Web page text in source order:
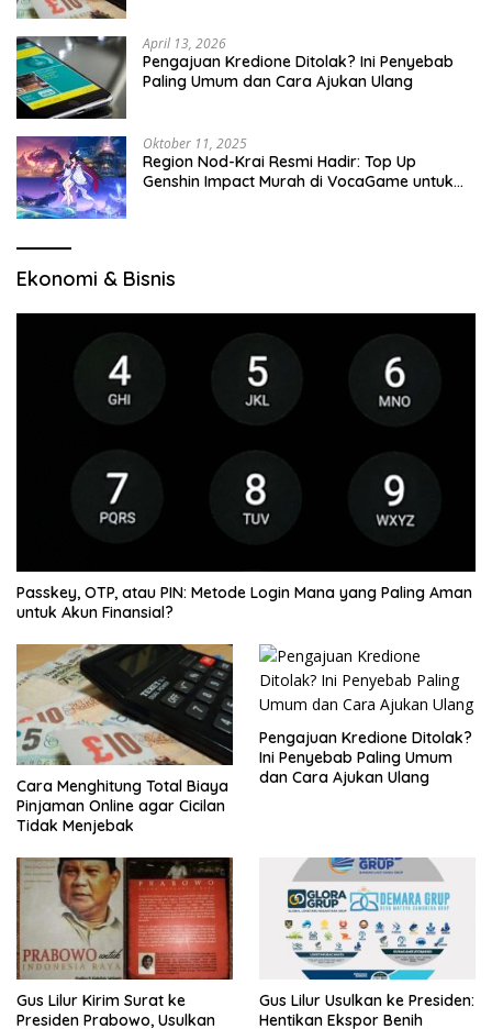
April 13, 2026
Pengajuan Kredione Ditolak? Ini Penyebab
Paling Umum dan Cara Ajukan Ulang
Oktober 11, 2025
Region Nod-Krai Resmi Hadir: Top Up
Genshin Impact Murah di VocaGame untuk
Ekonomi & Bisnis
Passkey, OTP, atau PIN: Metode Login Mana yang Paling Aman
untuk Akun Finansial?
Cara Menghitung Total Biaya
Pinjaman Online agar Cicilan
Tidak Menjebak
Pengajuan Kredione Ditolak?
Ini Penyebab Paling Umum
dan Cara Ajukan Ulang
Gus Lilur Kirim Surat ke
Presiden Prabowo, Usulkan
Gus Lilur Usulkan ke Presiden:
Hentikan Ekspor Benih